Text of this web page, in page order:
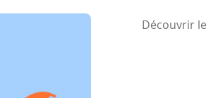
Découvrir